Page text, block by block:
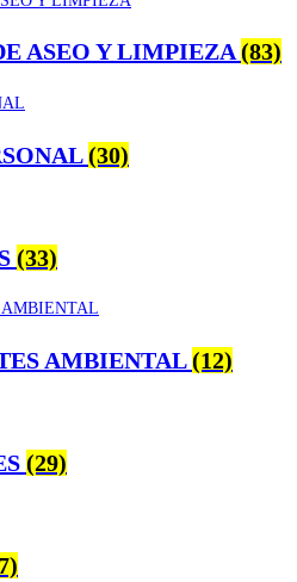
ASEO Y LIMPIEZA(83)
(30)
(33)
AMBIENTAL(12)
(29)